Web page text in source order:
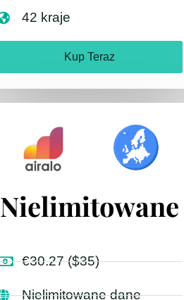
42 kraje
Kup Teraz
Nielimitowane
€30.27 ($35)
Nielimitowane dane